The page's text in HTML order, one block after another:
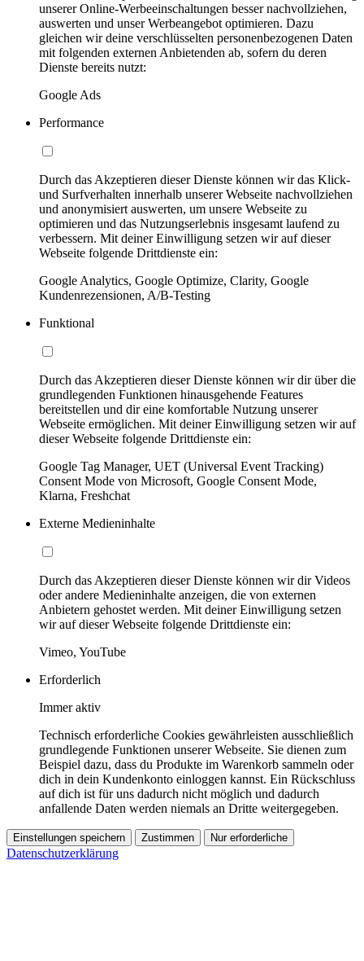
unserer Online-Werbeeinschaltungen besser nachvollziehen,
auswerten und unser Werbeangebot optimieren. Dazu
gleichen wir deine verschlüsselten personenbezogenen Daten
mit folgenden externen Anbietenden ab, sofern du deren
Dienste bereits nutzt:
Google Ads
Performance
Durch das Akzeptieren dieser Dienste können wir das Klick-
und Surfverhalten innerhalb unserer Webseite nachvollziehen
und anonymisiert auswerten, um unsere Webseite zu
optimieren und das Nutzungserlebnis insgesamt laufend zu
verbessern. Mit deiner Einwilligung setzen wir auf dieser
Webseite folgende Drittdienste ein:
Google Analytics, Google Optimize, Clarity, Google
Kundenrezensionen, A/B-Testing
Funktional
Durch das Akzeptieren dieser Dienste können wir dir über die
grundlegenden Funktionen hinausgehende Features
bereitstellen und dir eine komfortable Nutzung unserer
Webseite ermöglichen. Mit deiner Einwilligung setzen wir auf
dieser Webseite folgende Drittdienste ein:
Google Tag Manager, UET (Universal Event Tracking)
Consent Mode von Microsoft, Google Consent Mode,
Klarna, Freshchat
Externe Medieninhalte
Durch das Akzeptieren dieser Dienste können wir dir Videos
oder andere Medieninhalte anzeigen, die von externen
Anbietern gehostet werden. Mit deiner Einwilligung setzen
wir auf dieser Webseite folgende Drittdienste ein:
Vimeo, YouTube
Erforderlich
Immer aktiv
Technisch erforderliche Cookies gewährleisten ausschließlich
grundlegende Funktionen unserer Webseite. Sie dienen zum
Beispiel dazu, dass du Produkte im Warenkorb sammeln oder
dich in dein Kundenkonto einloggen kannst. Ein Rückschluss
auf dich ist für uns dadurch nicht möglich und dadurch
anfallende Daten werden niemals an Dritte weitergegeben.
Einstellungen speichern Zustimmen Nur erforderliche
Datenschutzerklärung